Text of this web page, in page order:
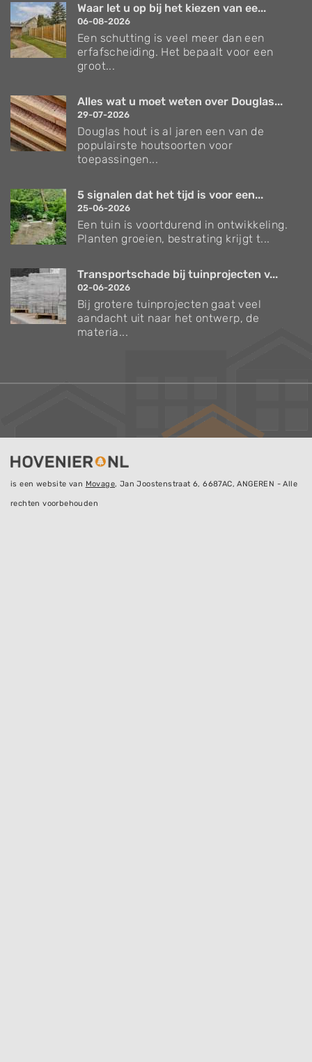
Waar let u op bij het kiezen van ee...
06-08-2026
Een schutting is veel meer dan een
erfafscheiding. Het bepaalt voor een
groot...
Alles wat u moet weten over Douglas...
29-07-2026
Douglas hout is al jaren een van de
populairste houtsoorten voor
toepassingen...
5 signalen dat het tijd is voor een...
25-06-2026
Een tuin is voortdurend in ontwikkeling.
Planten groeien, bestrating krijgt t...
Transportschade bij tuinprojecten v...
02-06-2026
Bij grotere tuinprojecten gaat veel
aandacht uit naar het ontwerp, de
materia...
is een website van Movage, Jan Joostenstraat 6, 6687AC, ANGEREN - Alle
rechten voorbehouden